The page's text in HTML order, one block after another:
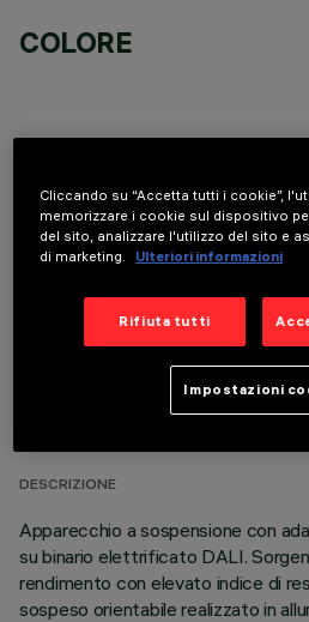
COLORE
COMPONENTI
DATI TECNICI
DESCRIZIONE
Apparecchio a sospensione con
su binario elettrificato DALI.
rendimento con elevato indice di
sospeso orientabile realizzato in
Cliccando su “Accetta tutti i cookie”,
memorizzare i cookie sul dispositivo
del sito, analizzare l'utilizzo del sito e
di marketing.
Ulteriori informazioni
Rifiuta tutti
Impostazioni